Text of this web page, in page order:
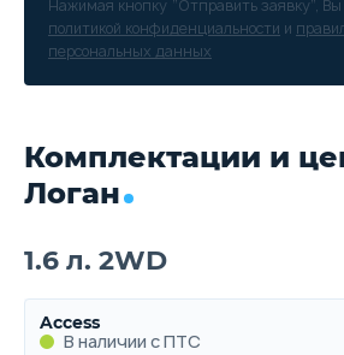
Нажимая кнопку “Отправить заявку”, Вы
политикой конфиденциальности и
персональных данных
Комплектации и
Логан
1.6 л. 2WD
Access
В наличии с ПТС